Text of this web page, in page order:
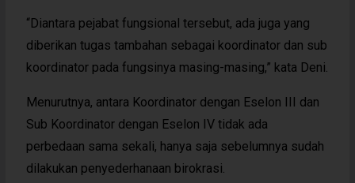
“Diantara pejabat fungsional tersebut, ada juga yang
diberikan tugas tambahan sebagai koordinator dan sub
koordinator pada fungsinya masing-masing,” kata Deni.
Menurutnya, antara Koordinator dengan Eselon III dan
Sub Koordinator dengan Eselon IV tidak ada
perbedaan sama sekali, hanya saja sebelumnya sudah
dilakukan penyederhanaan birokrasi.